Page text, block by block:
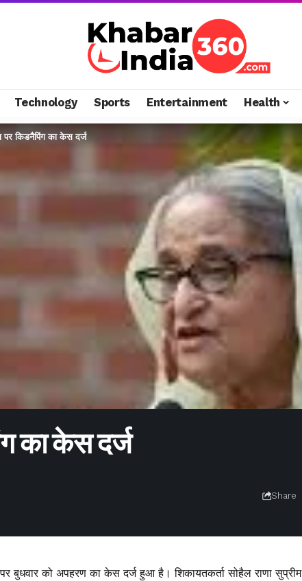
Technology Sports Entertainment Health
पर किडनैपिंग का केस दर्ज
का केस दर्ज
Share
पर बुधवार को अपहरण का केस दर्ज हुआ है। शिकायतकर्ता सोहैल राणा सुप्रीम